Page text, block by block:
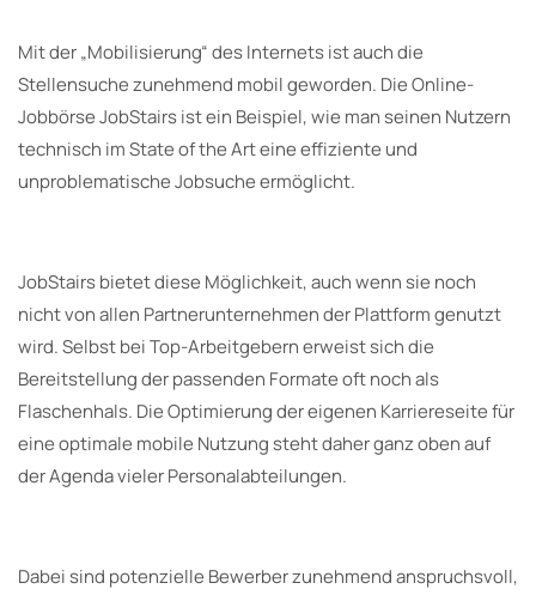
Mit der „Mobilisierung“ des Internets ist auch die
Stellensuche zunehmend mobil geworden. Die Online-
Jobbörse JobStairs ist ein Beispiel, wie man seinen Nutzern
technisch im State of the Art eine effiziente und
unproblematische Jobsuche ermöglicht.
JobStairs bietet diese Möglichkeit, auch wenn sie noch
nicht von allen Partnerunternehmen der Plattform genutzt
wird. Selbst bei Top-Arbeitgebern erweist sich die
Bereitstellung der passenden Formate oft noch als
Flaschenhals. Die Optimierung der eigenen Karriereseite für
eine optimale mobile Nutzung steht daher ganz oben auf
der Agenda vieler Personalabteilungen.
Dabei sind potenzielle Bewerber zunehmend anspruchsvoll,